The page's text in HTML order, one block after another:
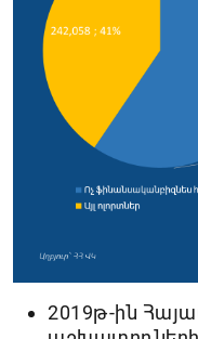
2019թ-ին